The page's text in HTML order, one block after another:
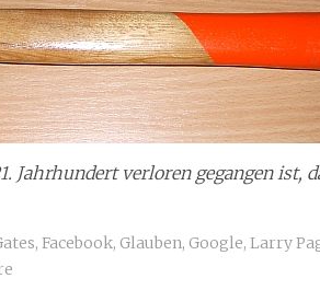
Jahrhundert verloren gegangen ist,
, Facebook, Glauben, Google, Larry